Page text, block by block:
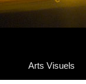
Arts Visuels